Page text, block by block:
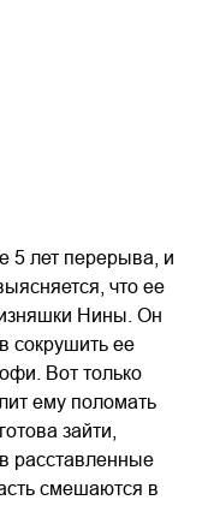
5 лет перерыва, и
что ее
Нины. Он
сокрушить ее
Вот только
ему поломать
зайти,
расставленные
смешаются в